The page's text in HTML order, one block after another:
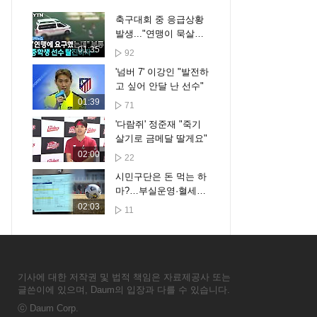
01:35
축구대회 중 응급상황
발생..."연맹이 묵살했
다" 감독들 분노 [자막
92
01:39
'넘버 7' 이강인 "발전하
고 싶어 안달 난 선수"
71
02:00
'다람쥐' 정준재 "죽기
살기로 금메달 딸게요"
22
02:03
시민구단은 돈 먹는 하
마?…부실운영·혈세낭
비 우려
11
기사에 대한 저작권 및 법적 책임은 자료제공사 또는
글쓴이에 있으며, Daum의 입장과 다를 수 있습니다.
ⓒ Daum Corp.